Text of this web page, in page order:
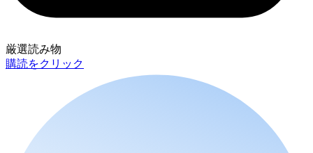
厳選読み物
購読をクリック